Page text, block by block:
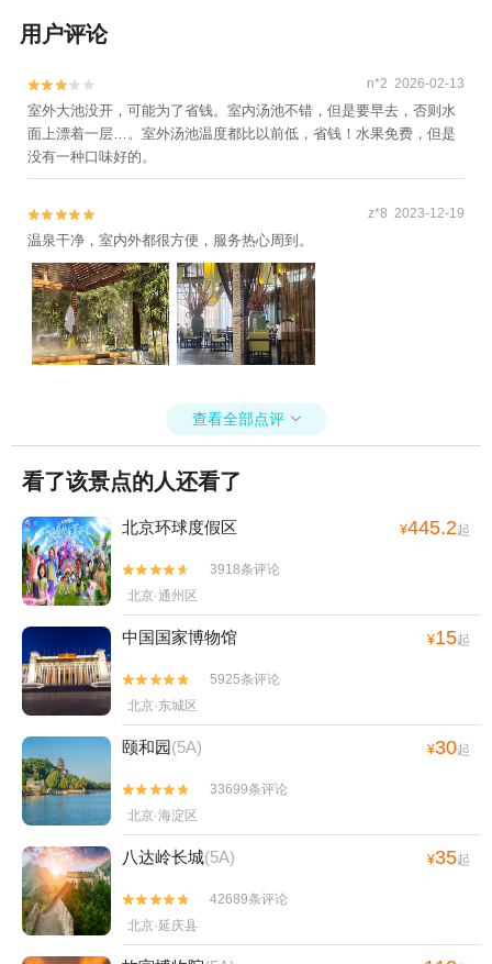
用户评论

 n*2 2026-02-13
室外大池没开，可能为了省钱。室内汤池不错，但是要早去，否则水
面上漂着一层…。室外汤池温度都比以前低，省钱！水果免费，但是
没有一种口味好的。

 z*8 2023-12-19
温泉干净，室内外都很方便，服务热心周到。
查看全部点评 
看了该景点的人还看了
北京环球度假区 ¥445.2起


3918条评论
北京·通州区
中国国家博物馆 ¥15起


5925条评论
北京·东城区
颐和园(5A) ¥30起


33699条评论
北京·海淀区
八达岭长城(5A) ¥35起


42689条评论
北京·延庆县